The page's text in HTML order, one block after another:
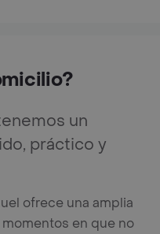
un
práctico y
ofrece una amplia
en que no